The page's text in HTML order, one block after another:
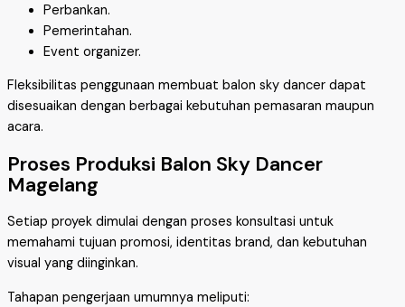
Perbankan.
Pemerintahan.
Event organizer.
Fleksibilitas penggunaan membuat balon sky dancer dapat
disesuaikan dengan berbagai kebutuhan pemasaran maupun
acara.
Proses Produksi Balon Sky Dancer
Magelang
Setiap proyek dimulai dengan proses konsultasi untuk
memahami tujuan promosi, identitas brand, dan kebutuhan
visual yang diinginkan.
Tahapan pengerjaan umumnya meliputi: